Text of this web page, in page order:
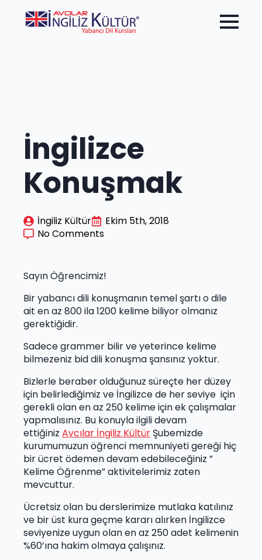
İngilizce
Konuşmak
İngiliz Kültür
Ekim 5th, 2018
No Comments
Sayın Öğrencimiz!
Bir yabancı dili konuşmanın temel şartı o dile
ait en az 800 ila 1200 kelime biliyor olmanız
gerektiğidir.
Sadece grammer bilir ve yeterince kelime
bilmezeniz bid dili konuşma şansınız yoktur.
Bizlerle beraber olduğunuz süreçte her düzey
için belirlediğimiz ve İngilizce de her seviye için
gerekli olan en az 250 kelime için ek çalışmalar
yapmalısınız. Bu konuyla ilgili devam
ettiğiniz Avcılar İngiliz Kültür Şubemizde
kurumumuzun öğrenci memnuniyeti gereği hiç
bir ücret ödemen devam edebileceğiniz ”
Kelime Öğrenme” aktivitelerimiz zaten
mevcuttur.
Ücretsiz olan bu derslerimize mutlaka katılınız
ve bir üst kura geçme kararı alırken İngilizce
seviyenize uygun olan en az 250 adet kelimenin
%60’ına hakim olmaya çalışınız.